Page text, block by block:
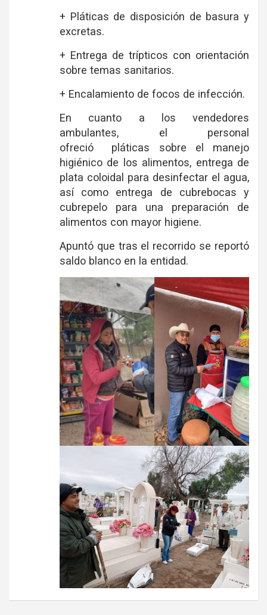
+ Pláticas de disposición de basura y
excretas.
+ Entrega de trípticos con orientación
sobre temas sanitarios.
+ Encalamiento de focos de infección.
En cuanto a los vendedores
ambulantes, el personal
ofreció pláticas sobre el manejo
higiénico de los alimentos, entrega de
plata coloidal para desinfectar el agua,
así como entrega de cubrebocas y
cubrepelo para una preparación de
alimentos con mayor higiene.
Apuntó que tras el recorrido se reportó
saldo blanco en la entidad.